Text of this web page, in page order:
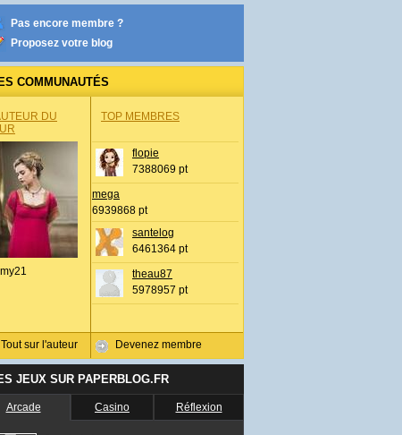
Pas encore membre ?
Proposez votre blog
COMMUNAUTÉS
DU
Tout sur l'auteur
TOP MEMBRES
flopie
7388069 pt
mega
6939868 pt
santelog
6461364 pt
theau87
5978957 pt
Devenez membre
JEUX SUR PAPERBLOG.FR
Arcade Casino Réflexion